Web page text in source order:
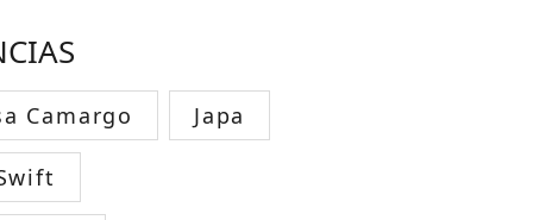
Camargo Japa